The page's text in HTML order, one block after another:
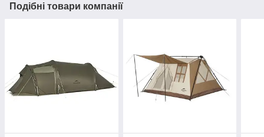
Подібні товари компанії